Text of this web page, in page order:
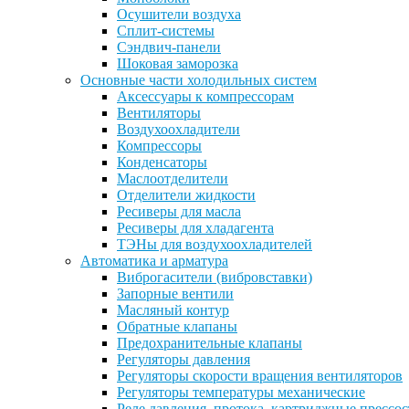
Осушители воздуха
Сплит-системы
Сэндвич-панели
Шоковая заморозка
Основные части холодильных систем
Аксессуары к компрессорам
Вентиляторы
Воздухоохладители
Компрессоры
Конденсаторы
Маслоотделители
Отделители жидкости
Ресиверы для масла
Ресиверы для хладагента
ТЭНы для воздухоохладителей
Автоматика и арматура
Виброгасители (вибровставки)
Запорные вентили
Масляный контур
Обратные клапаны
Предохранительные клапаны
Регуляторы давления
Регуляторы скорости вращения вентиляторов
Регуляторы температуры механические